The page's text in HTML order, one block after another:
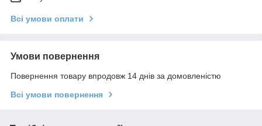
Всі умови оплати
Умови повернення
Повернення товару впродовж 14 днів за домовленістю
Всі умови повернення